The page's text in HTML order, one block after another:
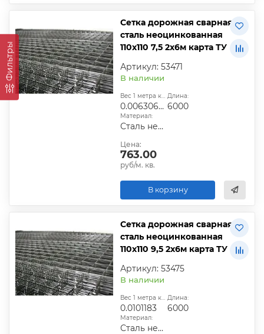
Фильтры
Сетка дорожная сварная
сталь неоцинкованная
110х110 7,5 2х6м карта ТУ
Артикул: 53471
В наличии
Вес 1 метра квадратного, т:
0.00630628
Длина:
6000
Материал:
Сталь неоцинкованная
Цена:
763.00
руб/м. кв.
В корзину
Сетка дорожная сварная
сталь неоцинкованная
110х110 9,5 2х6м карта ТУ
Артикул: 53475
В наличии
Вес 1 метра квадратного, т:
0.0101183
Длина:
6000
Материал:
Сталь неоцинкованная